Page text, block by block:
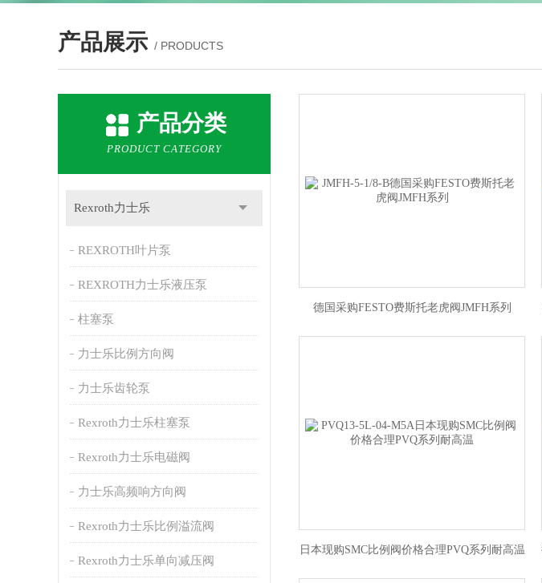
产品展示 / PRODUCTS
产品分类
PRODUCT CATEGORY
Rexroth力士乐
REXROTH叶片泵
REXROTH力士乐液压泵
柱塞泵
力士乐比例方向阀
力士乐齿轮泵
Rexroth力士乐柱塞泵
Rexroth力士乐电磁阀
力士乐高频响方向阀
Rexroth力士乐比例溢流阀
Rexroth力士乐单向减压阀
德国采购FESTO费斯托老虎阀JMFH系列
日本现购SMC比例阀价格合理PVQ系列耐高温